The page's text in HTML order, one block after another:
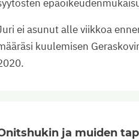
ei asunut alle viikkoa
kuulemisen
ja muiden